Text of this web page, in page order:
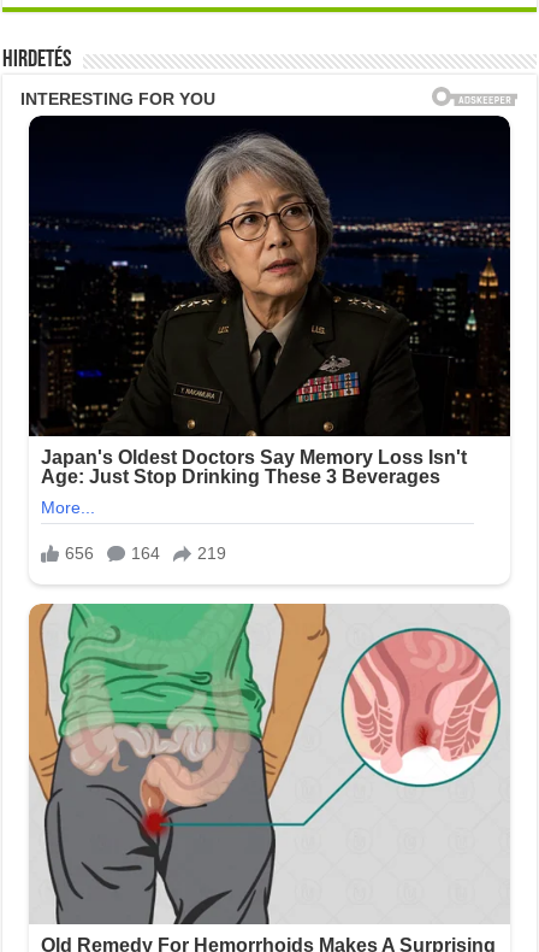
Hirdetés